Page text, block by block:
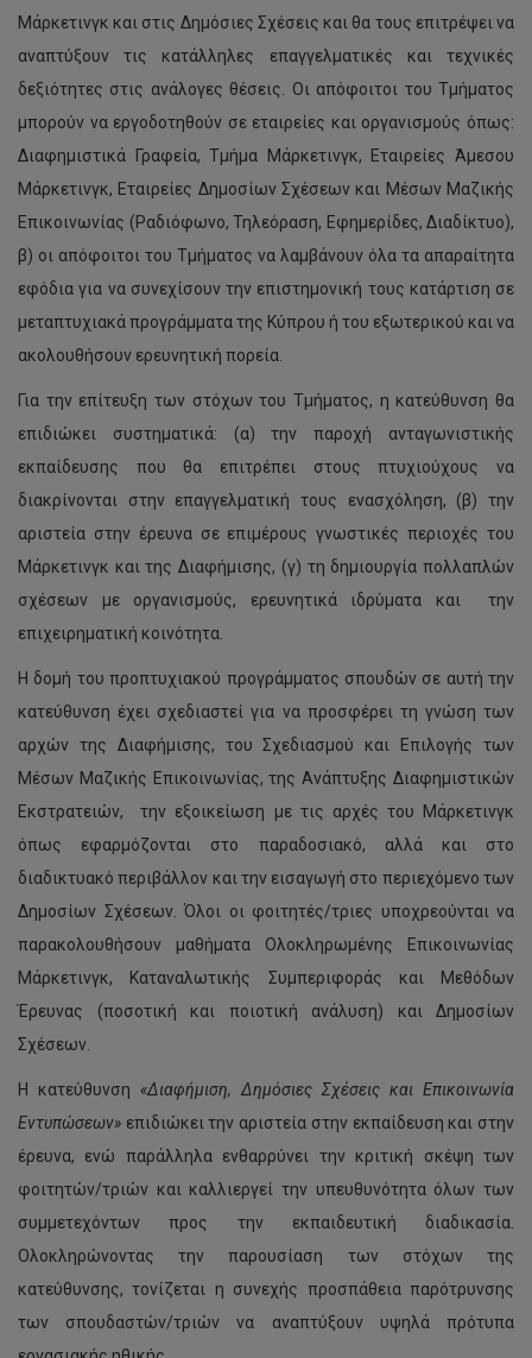
Μάρκετινγκ και στις Δημόσιες Σχέσεις και θα τους επιτρέψει να
αναπτύξουν τις κατάλληλες επαγγελματικές και τεχνικές
δεξιότητες στις ανάλογες θέσεις. Οι απόφοιτοι του Τμήματος
μπορούν να εργοδοτηθούν σε εταιρείες και οργανισμούς όπως:
Διαφημιστικά Γραφεία, Τμήμα Μάρκετινγκ, Εταιρείες Άμεσου
Μάρκετινγκ, Εταιρείες Δημοσίων Σχέσεων και Μέσων Μαζικής
Επικοινωνίας (Ραδιόφωνο, Τηλεόραση, Εφημερίδες, Διαδίκτυο),
β) οι απόφοιτοι του Τμήματος να λαμβάνουν όλα τα απαραίτητα
εφόδια για να συνεχίσουν την επιστημονική τους κατάρτιση σε
μεταπτυχιακά προγράμματα της Κύπρου ή του εξωτερικού και να
ακολουθήσουν ερευνητική πορεία.
Για την επίτευξη των στόχων του Τμήματος, η κατεύθυνση θα
επιδιώκει συστηματικά: (α) την παροχή ανταγωνιστικής
εκπαίδευσης που θα επιτρέπει στους πτυχιούχους να
διακρίνονται στην επαγγελματική τους ενασχόληση, (β) την
αριστεία στην έρευνα σε επιμέρους γνωστικές περιοχές του
Μάρκετινγκ και της Διαφήμισης, (γ) τη δημιουργία πολλαπλών
σχέσεων με οργανισμούς, ερευνητικά ιδρύματα και την
επιχειρηματική κοινότητα.
Η δομή του προπτυχιακού προγράμματος σπουδών σε αυτή την
κατεύθυνση έχει σχεδιαστεί για να προσφέρει τη γνώση των
αρχών της Διαφήμισης, του Σχεδιασμού και Επιλογής των
Μέσων Μαζικής Επικοινωνίας, της Ανάπτυξης Διαφημιστικών
Εκστρατειών, την εξοικείωση με τις αρχές του Μάρκετινγκ
όπως εφαρμόζονται στο παραδοσιακό, αλλά και στο
διαδικτυακό περιβάλλον και την εισαγωγή στο περιεχόμενο των
Δημοσίων Σχέσεων. Όλοι οι φοιτητές/τριες υποχρεούνται να
παρακολουθήσουν μαθήματα Ολοκληρωμένης Επικοινωνίας
Μάρκετινγκ, Καταναλωτικής Συμπεριφοράς και Μεθόδων
Έρευνας (ποσοτική και ποιοτική ανάλυση) και Δημοσίων
Σχέσεων.
Η κατεύθυνση «Διαφήμιση, Δημόσιες Σχέσεις και Επικοινωνία
Εντυπώσεων» επιδιώκει την αριστεία στην εκπαίδευση και στην
έρευνα, ενώ παράλληλα ενθαρρύνει την κριτική σκέψη των
φοιτητών/τριών και καλλιεργεί την υπευθυνότητα όλων των
συμμετεχόντων προς την εκπαιδευτική διαδικασία.
Ολοκληρώνοντας την παρουσίαση των στόχων της
κατεύθυνσης, τονίζεται η συνεχής προσπάθεια παρότρυνσης
των σπουδαστών/τριών να αναπτύξουν υψηλά πρότυπα